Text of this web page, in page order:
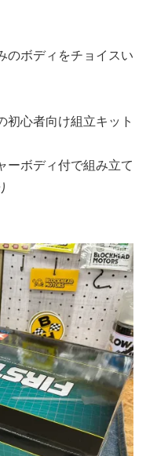
のボディをチョイスい
初心者向け組立キット
ーボディ付で組み立て